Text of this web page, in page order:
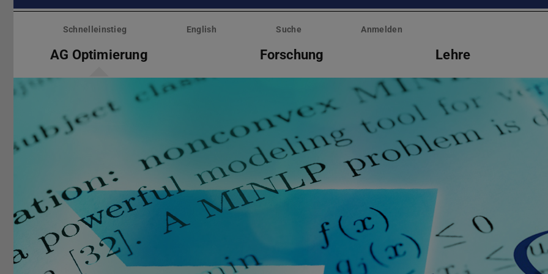
Menü
überspringenSchnelleinstieg English Suche Anmelden
AG Optimierung Forschung Lehre